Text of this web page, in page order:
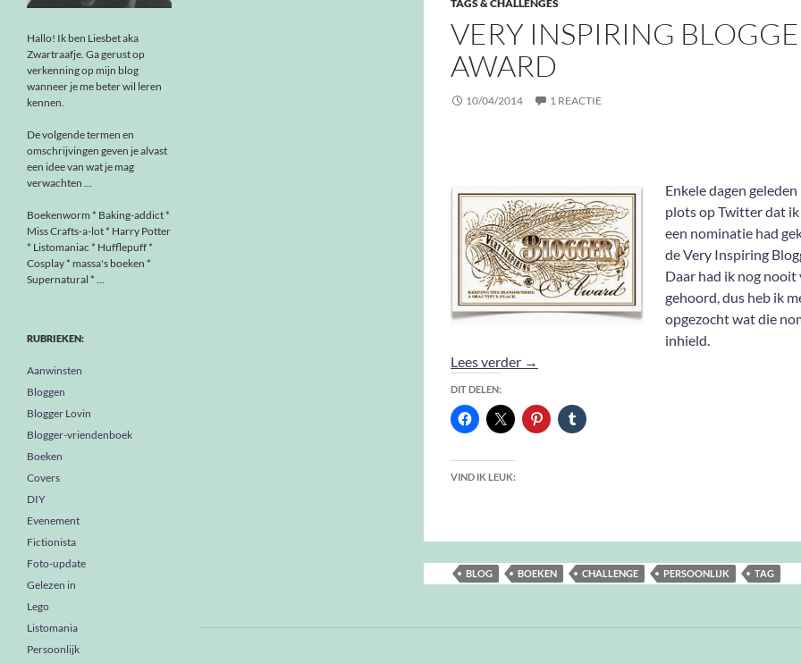
TAGS & CHALLENGES
VERY INSPIRING
AWARD
10/04/2014 1 REACTIE
Enkele dagen
plots op Twitter dat
een nominatie had
de Very Inspiring
Daar had ik nog nooit
gehoord, dus heb ik
opgezocht wat die
inhield.
Lees verder Very Inspiring Blogger Award
→
DIT DELEN:
VIND IK LEUK:
BLOG BOEKEN CHALLENGE PERSOONLIJK TAG
Hallo! Ik ben Liesbet aka
Zwartraafje. Ga gerust op
verkenning op mijn blog
wanneer je me beter wil leren
kennen.
De volgende termen en
omschrijvingen geven je alvast
een idee van wat je mag
verwachten ...
Boekenworm * Baking-addict *
Miss Crafts-a-lot * Harry Potter
* Listomaniac * Hufflepuff *
Cosplay * massa's boeken *
Supernatural * ...
RUBRIEKEN:
Aanwinsten
Bloggen
Blogger Lovin
Blogger-vriendenboek
Boeken
Covers
DIY
Evenement
Fictionista
Foto-update
Gelezen in
Lego
Listomania
Persoonlijk